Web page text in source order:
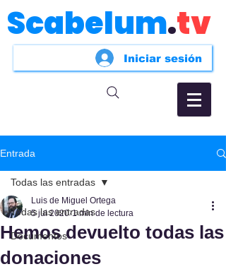
Scabelum.tv
Iniciar sesión
Entrada
Todas las entradas
Documentos
Todas las entradas
Hemos devuelto todas las
donaciones
Luis de Miguel Ortega
5 jul 2020 1 min de lectura